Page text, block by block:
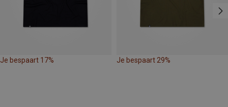
Je bespaart 17% Je bespaart 29%